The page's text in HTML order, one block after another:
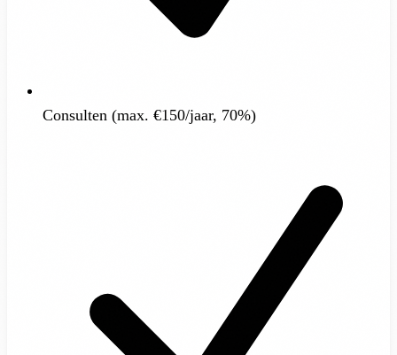
Consulten (max. €150/jaar, 70%)